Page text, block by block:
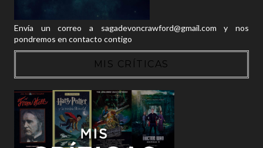
Envía un correo a sagadevoncrawford@gmail.com y nos
pondremos en contacto contigo
MIS CRÍTICAS